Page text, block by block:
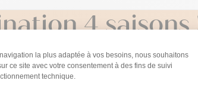
4 saisons
ce que vous pouvez faire à